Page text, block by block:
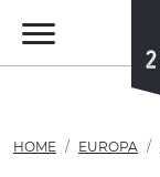
HOME EUROPA